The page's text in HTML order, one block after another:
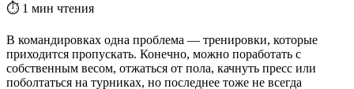
⏱ 1 мин чтения
В командировках одна проблема — тренировки, которые
приходится пропускать. Конечно, можно поработать с
собственным весом, отжаться от пола, качнуть пресс или
поболтаться на турниках, но последнее тоже не всегда